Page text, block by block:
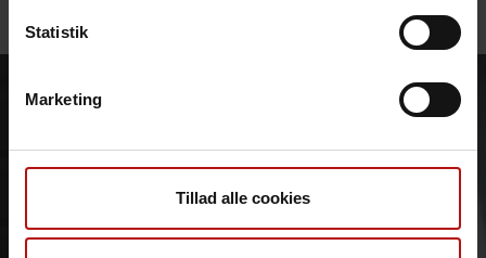
Statistik
Marketing
Tillad alle cookies